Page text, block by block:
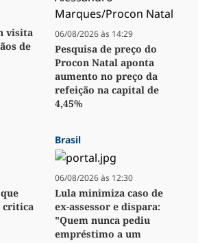
visita
de
06/08/2026 às 14:29
Pesquisa de preço do
Procon Natal aponta
aumento no preço da
refeição na capital de
4,45%
critica
Brasil
06/08/2026 às 12:30
Lula minimiza caso de
ex-assessor e dispara:
"Quem nunca pediu
empréstimo a um